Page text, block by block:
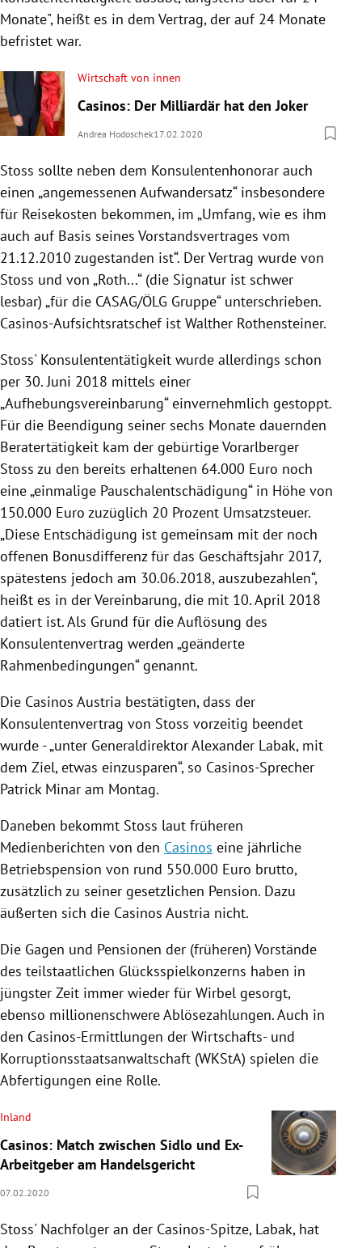
Monate", heißt es in dem Vertrag, der auf 24 Monate
befristet war.
Wirtschaft von innen
Casinos: Der Milliardär hat den Joker
Andrea Hodoschek17.02.2020
Stoss sollte neben dem Konsulentenhonorar auch
einen „angemessenen Aufwandersatz“ insbesondere
für Reisekosten bekommen, im „Umfang, wie es ihm
auch auf Basis seines Vorstandsvertrages vom
21.12.2010 zugestanden ist“. Der Vertrag wurde von
Stoss und von „Roth...“ (die Signatur ist schwer
lesbar) „für die CASAG/ÖLG Gruppe“ unterschrieben.
Casinos-Aufsichtsratschef ist Walther Rothensteiner.
Stoss' Konsulententätigkeit wurde allerdings schon
per 30. Juni 2018 mittels einer
„Aufhebungsvereinbarung“ einvernehmlich gestoppt.
Für die Beendigung seiner sechs Monate dauernden
Beratertätigkeit kam der gebürtige Vorarlberger
Stoss zu den bereits erhaltenen 64.000 Euro noch
eine „einmalige Pauschalentschädigung“ in Höhe von
150.000 Euro zuzüglich 20 Prozent Umsatzsteuer.
„Diese Entschädigung ist gemeinsam mit der noch
offenen Bonusdifferenz für das Geschäftsjahr 2017,
spätestens jedoch am 30.06.2018, auszubezahlen“,
heißt es in der Vereinbarung, die mit 10. April 2018
datiert ist. Als Grund für die Auflösung des
Konsulentenvertrag werden „geänderte
Rahmenbedingungen“ genannt.
Die Casinos Austria bestätigten, dass der
Konsulentenvertrag von Stoss vorzeitig beendet
wurde - „unter GeneraldirektorAlexander Labak, mit
dem Ziel, etwas einzusparen“, so Casinos-Sprecher
Patrick Minar am Montag.
Daneben bekommt Stoss laut früheren
Medienberichten von den Casinos eine jährliche
Betriebspension von rund 550.000 Euro brutto,
zusätzlich zu seiner gesetzlichen Pension. Dazu
äußerten sich die Casinos Austria nicht.
Die Gagen und Pensionen der (früheren) Vorstände
des teilstaatlichen Glücksspielkonzerns haben in
jüngster Zeit immer wieder für Wirbel gesorgt,
ebenso millionenschwere Ablösezahlungen. Auch in
den Casinos-Ermittlungen der Wirtschafts- und
Korruptionsstaatsanwaltschaft (WKStA) spielen die
Abfertigungen eine Rolle.
Inland
Casinos: Match zwischen Sidlo und Ex-
Arbeitgeber am Handelsgericht
07.02.2020
Stoss' Nachfolger an der Casinos-Spitze, Labak, hat